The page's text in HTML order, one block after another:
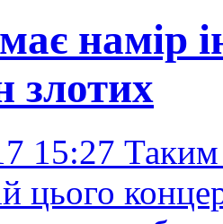
намір
злотих
15:27
цього